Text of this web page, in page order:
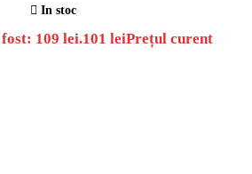
In stoc
109 lei.101 leiPrețul curent